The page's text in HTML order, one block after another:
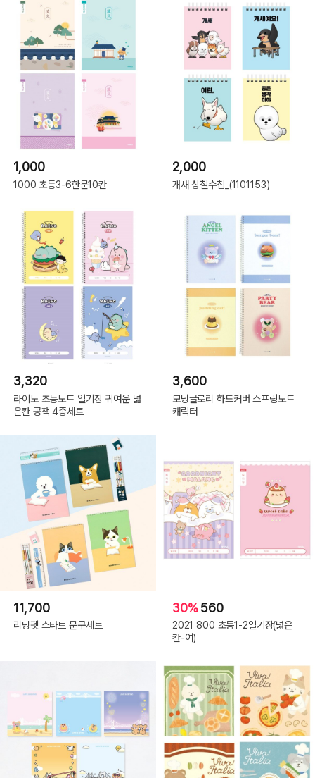
1,000
1000 초등3-6한문10칸
2,000
개새 상철수첩_(1101153)
3,320
라이노 초등노트 일기장 귀여운 넓
은칸 공책 4종세트
3,600
모닝글로리 하드커버 스프링노트
캐릭터
11,700
리딩펫 스타트 문구세트
30%560
2021 800 초등1-2일기장(넓은
칸-여)